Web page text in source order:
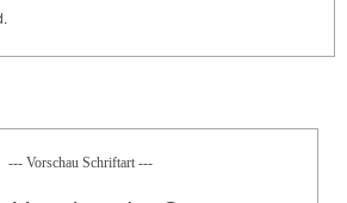
--- Vorschau Schriftart ---